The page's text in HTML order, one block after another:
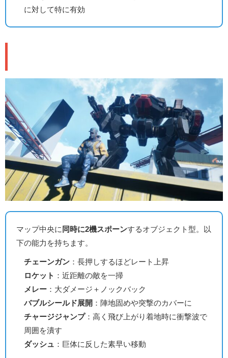
に対して特に有効
マップ中央に 同時に2機スポーンするオブジェクト型。以
下の能力を持ちます。
チェーンガン ：長押しするほどレート上昇
ロケット ：近距離の敵を一掃
メレー ：大ダメージ＋ノックバック
バブルシールド展開 ：陣地固めや突撃のカバーに
チャージジャンプ：高く飛び上がり着地時に衝撃波で
周囲を潰す
ダッシュ
：巨体に反した素早い移動